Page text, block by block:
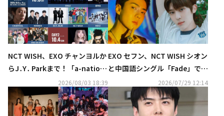
NCT WISH、EXO チャンヨルか
らJ․Y․ Parkまで！「a-nation
2026」第1弾出演アーティスト
発表
2026/08/03 18:39
EXO セフン、NCT WISH シオン
と中国語シングル「Fade」でコ
ラボ…本日リリース2026/07/29 12:14